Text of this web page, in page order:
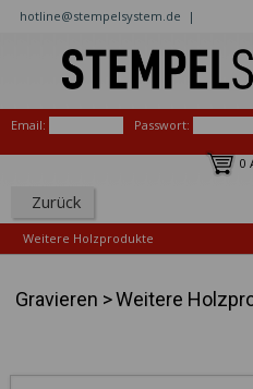
hotline@stempelsystem.de |
Email: Passwort:
0
Zurück
Weitere Holzprodukte
Gravieren >Weitere